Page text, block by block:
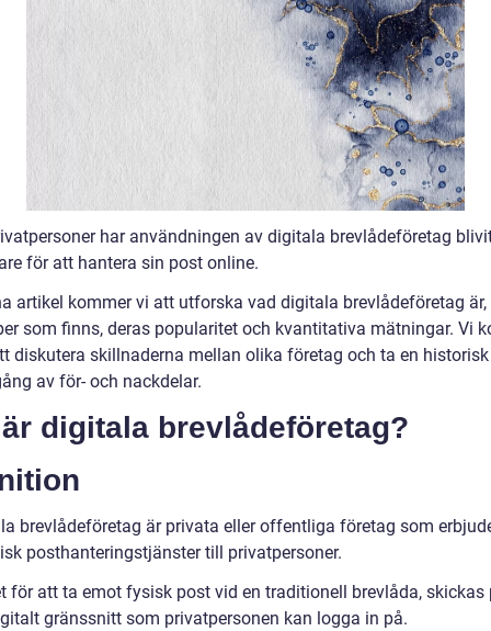
har användningen av digitala brevlådeföretag
för att hantera sin post online.
artikel kommer vi att utforska vad digitala brevlådeföretag
som finns, deras popularitet och kvantitativa mätningar. Vi
diskutera skillnaderna mellan olika företag och ta en historisk
av för- och nackdelar.
digitala brevlådeföretag?
brevlådeföretag är privata eller offentliga företag som
posthanteringstjänster till privatpersoner.
för att ta emot fysisk post vid en traditionell brevlåda, skickas
gränssnitt som privatpersonen kan logga in på.